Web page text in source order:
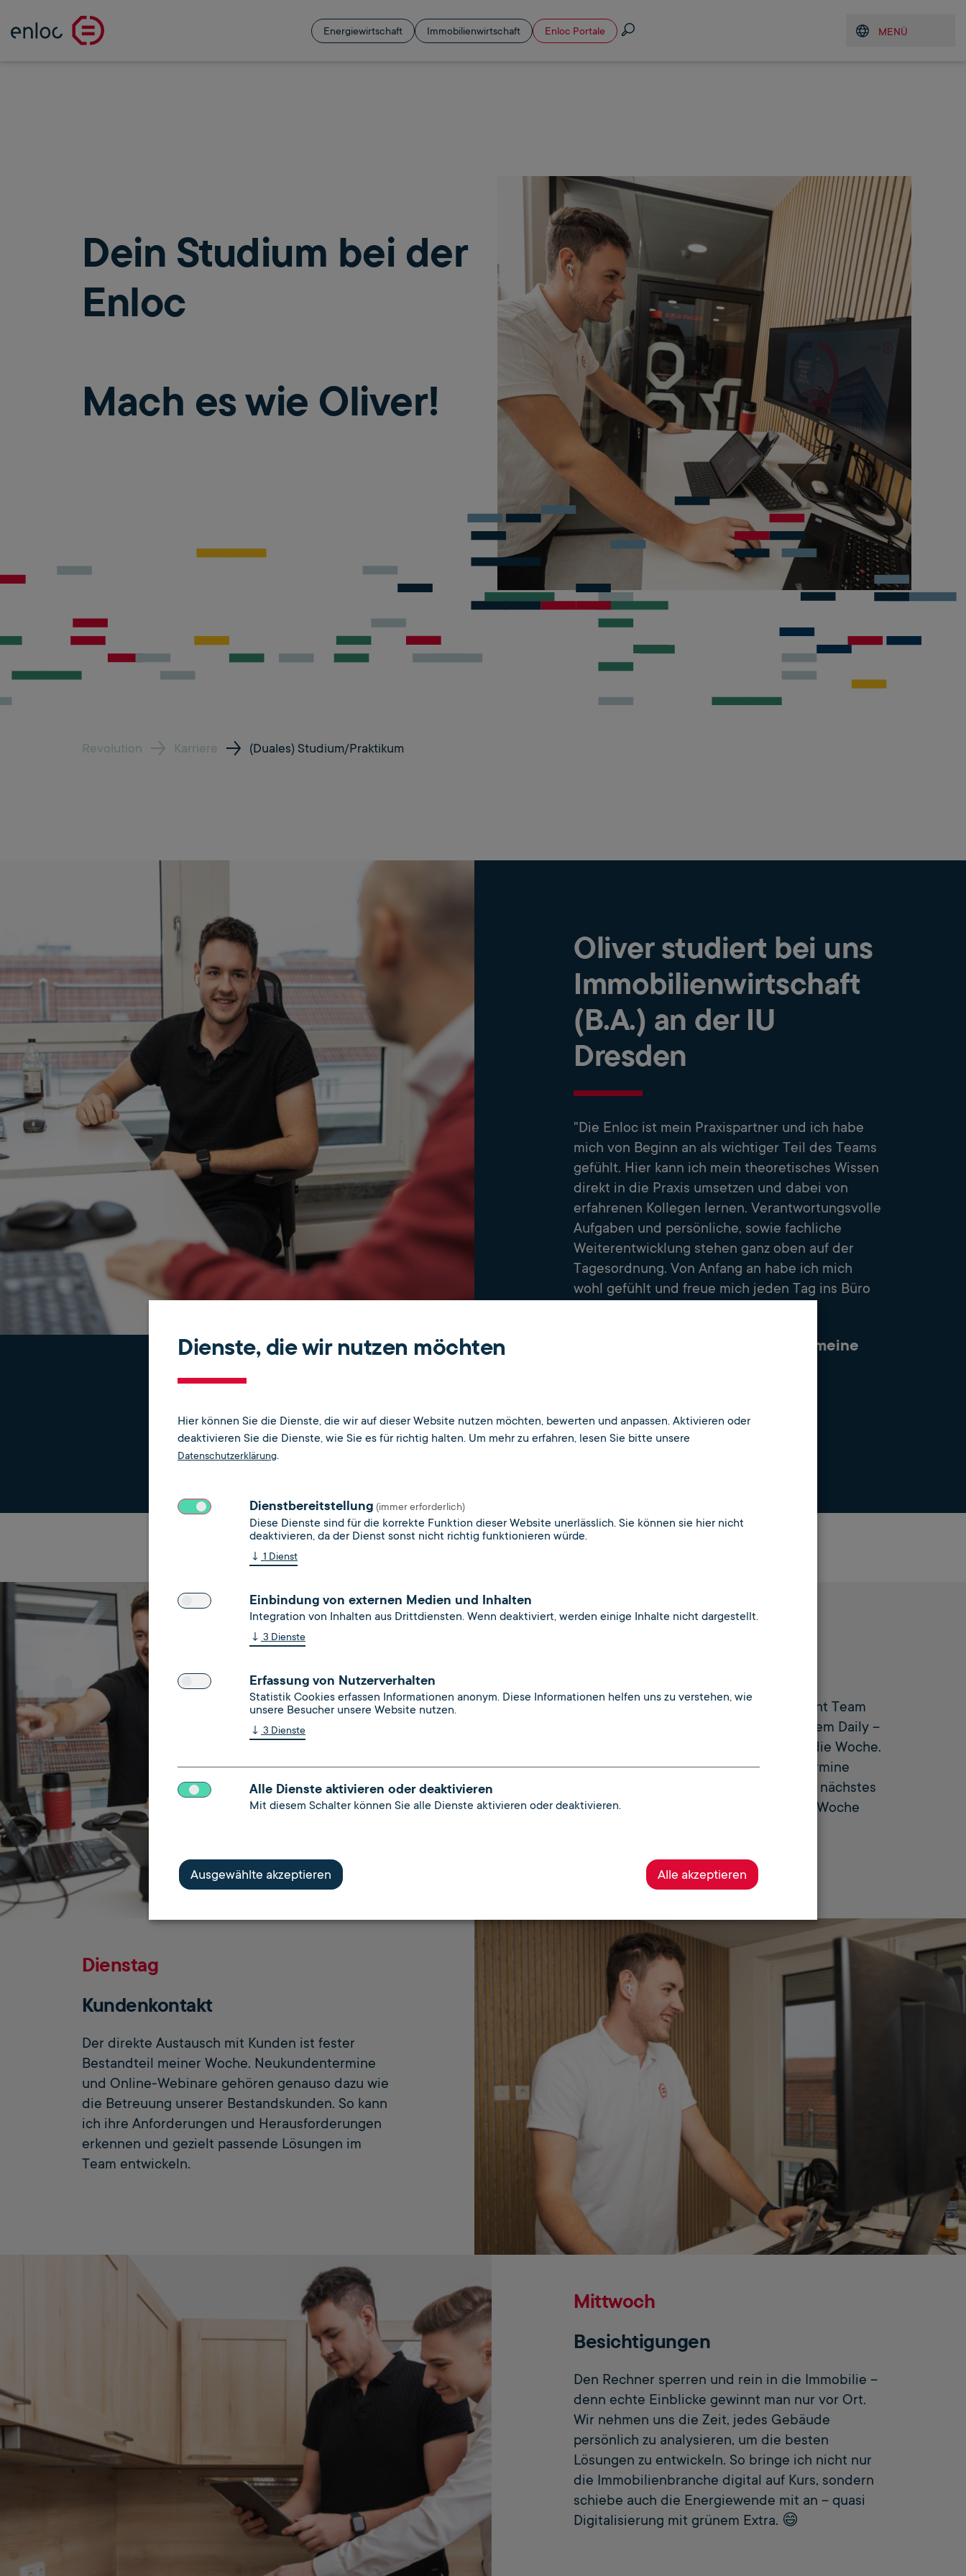
Energiewirtschaft Immobilienwirtschaft Enloc Portale Suche MENÜ
Menü öffnen
Dein Studium bei der
Enloc
Mach es wie Oliver!
Revolution Karriere (Duales) Studium/Praktikum
Oliver studiert bei uns
Immobilienwirtschaft
(B.A.) an der IU
Dresden
"Die Enloc ist mein Praxispartner und ich habe
mich von Beginn an als wichtiger Teil des Teams
gefühlt. Hier kann ich mein theoretisches Wissen
direkt in die Praxis umsetzen und dabei von
erfahrenen Kollegen lernen. Verantwortungsvolle
Aufgaben und persönliche, sowie fachliche
Weiterentwicklung stehen ganz oben auf der
Tagesordnung. Von Anfang an habe ich mich
wohl gefühlt und freue mich jeden Tag ins Büro
Heute nehme ich dich mit durch meine
Frag mich gern
Montag
Aktuell bin ich im Business Development Team
tätig. Die Woche startet montags mit dem Daily –
quasi meinem offiziellen Warm-Up für die Woche.
Hier werden Aufgaben, Tickets und Termine
verteilt, sodass ich gleich weiß, was als nächstes
ansteht. Perfekt, um meine eingeteilte Woche
Dienstag
Kundenkontakt
Der direkte Austausch mit Kunden ist fester
Bestandteil meiner Woche. Neukundentermine
und Online-Webinare gehören genauso dazu wie
die Betreuung unserer Bestandskunden. So kann
ich ihre Anforderungen und Herausforderungen
erkennen und gezielt passende Lösungen im
Team entwickeln.
Mittwoch
Besichtigungen
Den Rechner sperren und rein in die Immobilie –
denn echte Einblicke gewinnt man nur vor Ort.
Wir nehmen uns die Zeit, jedes Gebäude
persönlich zu analysieren, um die besten
Lösungen zu entwickeln. So bringe ich nicht nur
die Immobilienbranche digital auf Kurs, sondern
schiebe auch die Energiewende mit an – quasi
Digitalisierung mit grünem Extra. 😄
Dienste, die wir nutzen möchten
Hier können Sie die Dienste, die wir auf dieser Website nutzen möchten, bewerten und anpassen. Aktivieren oder
deaktivieren Sie die Dienste, wie Sie es für richtig halten. Um mehr zu erfahren, lesen Sie bitte unsere
Datenschutzerklärung.
Dienstbereitstellung (immer erforderlich)
Diese Dienste sind für die korrekte Funktion dieser Website unerlässlich. Sie können sie hier nicht
deaktivieren, da der Dienst sonst nicht richtig funktionieren würde.
↓ 1 Dienst
Einbindung von externen Medien und Inhalten
Integration von Inhalten aus Drittdiensten. Wenn deaktiviert, werden einige Inhalte nicht dargestellt.
↓ 3 Dienste
Erfassung von Nutzerverhalten
Statistik Cookies erfassen Informationen anonym. Diese Informationen helfen uns zu verstehen, wie
unsere Besucher unsere Website nutzen.
↓ 3 Dienste
Alle Dienste aktivieren oder deaktivieren
Mit diesem Schalter können Sie alle Dienste aktivieren oder deaktivieren.
Ausgewählte akzeptieren Alle akzeptieren